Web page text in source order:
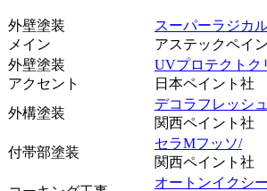
外壁塗装
メイン
スーパーラジカ
アステックペイ
外壁塗装
アクセント
UVプロテクトク
日本ペイント社
外構塗装
デコラフレッシュ
関西ペイント社
付帯部塗装
セラMフッソ/
関西ペイント社
オートンイクシ